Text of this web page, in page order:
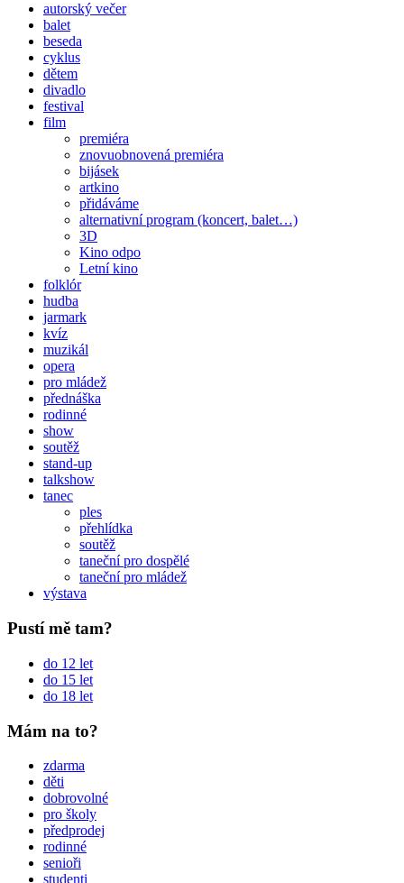
autorský večer
balet
beseda
cyklus
dětem
divadlo
festival
film
premiéra
znovuobnovená premiéra
bijásek
artkino
přidáváme
alternativní program (koncert, balet…)
3D
Kino odpo
Letní kino
folklór
hudba
jarmark
kvíz
muzikál
opera
pro mládež
přednáška
rodinné
show
soutěž
stand-up
talkshow
tanec
ples
přehlídka
soutěž
taneční pro dospělé
taneční pro mládež
výstava
Pustí mě tam?
do 12 let
do 15 let
do 18 let
Mám na to?
zdarma
děti
dobrovolné
pro školy
předprodej
rodinné
senioři
studenti